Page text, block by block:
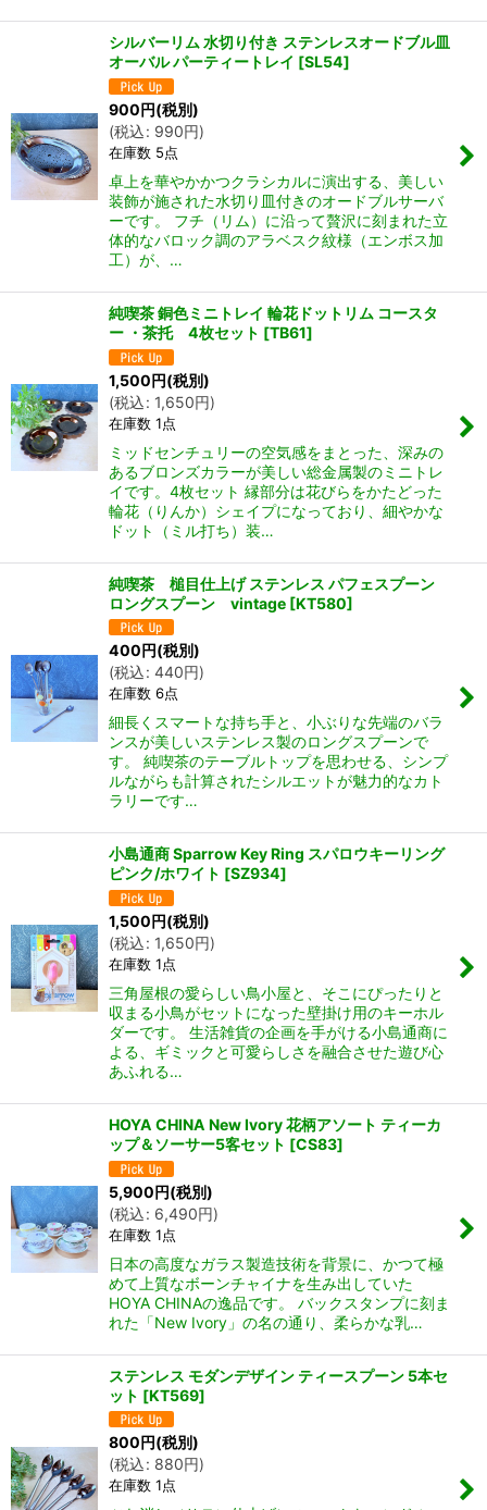
シルバーリム 水切り付き ステンレスオードブル皿
オーバル パーティートレイ [SL54]
900円(税別)
(税込: 990円)
在庫数 5点
卓上を華やかかつクラシカルに演出する、美しい
装飾が施された水切り皿付きのオードブルサーバ
ーです。 フチ（リム）に沿って贅沢に刻まれた立
体的なバロック調のアラベスク紋様（エンボス加
工）が、…
純喫茶 銅色ミニトレイ 輪花ドットリム コースタ
ー ・茶托 4枚セット [TB61]
1,500円(税別)
(税込: 1,650円)
在庫数 1点
ミッドセンチュリーの空気感をまとった、深みの
あるブロンズカラーが美しい総金属製のミニトレ
イです。4枚セット 縁部分は花びらをかたどった
輪花（りんか）シェイプになっており、細やかな
ドット（ミル打ち）装…
純喫茶 槌目仕上げ ステンレス パフェスプーン
ロングスプーン vintage [KT580]
400円(税別)
(税込: 440円)
在庫数 6点
細長くスマートな持ち手と、小ぶりな先端のバラ
ンスが美しいステンレス製のロングスプーンで
す。 純喫茶のテーブルトップを思わせる、シンプ
ルながらも計算されたシルエットが魅力的なカト
ラリーです…
小島通商 Sparrow Key Ring スパロウキーリング
ピンク/ホワイト [SZ934]
1,500円(税別)
(税込: 1,650円)
在庫数 1点
三角屋根の愛らしい鳥小屋と、そこにぴったりと
収まる小鳥がセットになった壁掛け用のキーホル
ダーです。 生活雑貨の企画を手がける小島通商に
よる、ギミックと可愛らしさを融合させた遊び心
あふれる…
HOYA CHINA New Ivory 花柄アソート ティーカ
ップ＆ソーサー5客セット [CS83]
5,900円(税別)
(税込: 6,490円)
在庫数 1点
日本の高度なガラス製造技術を背景に、かつて極
めて上質なボーンチャイナを生み出していた
HOYA CHINAの逸品です。 バックスタンプに刻ま
れた「New Ivory」の名の通り、柔らかな乳…
ステンレス モダンデザイン ティースプーン 5本セ
ット [KT569]
800円(税別)
(税込: 880円)
在庫数 1点